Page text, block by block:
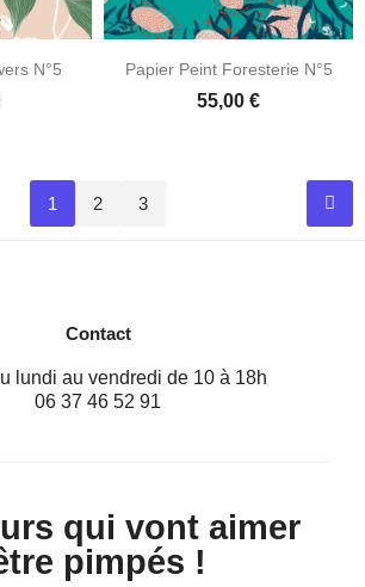
N°5 Papier Peint Foresterie N°5
55,00 €
1 2 3
Contact
lundi au vendredi de 10 à 18h
06 37 46 52 91
qui vont aimer
pimpés !